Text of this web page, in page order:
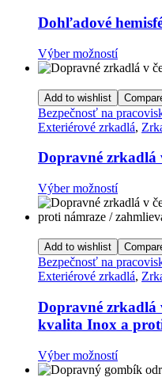
Dohľadové
Výber možnostíTento
produkt
viacero
môžete
vybrať
na
stránke
Add to wishlist
Bezpečnosť na
Exteriérové zrkadlá,
Dopravné zrkadlá
Výber možnostíTento
produkt
má
si
vybrať
na
stránke
Add to wishlist
Bezpečnosť na
Exteriérové zrkadlá,
Dopravné zrkadlá
kvalita Inox a
Výber možnostíTento
produkt